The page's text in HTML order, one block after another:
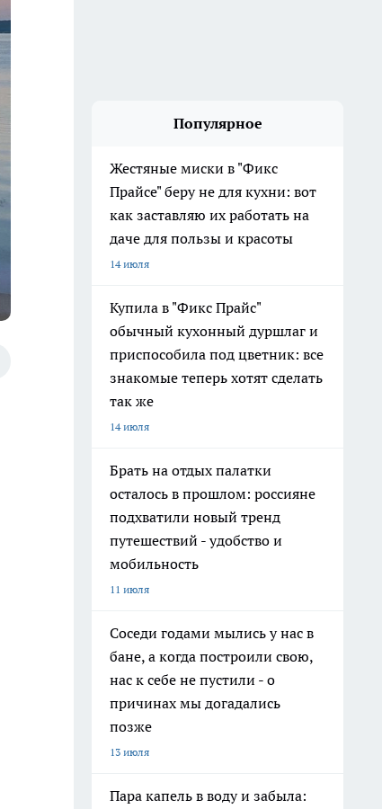
Популярное
Жестяные миски в "Фикс
Прайсе" беру не для кухни: вот
как заставляю их работать на
даче для пользы и красоты
14 июля
Купила в "Фикс Прайс"
обычный кухонный дуршлаг и
приспособила под цветник: все
знакомые теперь хотят сделать
так же
14 июля
Брать на отдых палатки
осталось в прошлом: россияне
подхватили новый тренд
путешествий - удобство и
мобильность
11 июля
Соседи годами мылись у нас в
бане, а когда построили свою,
нас к себе не пустили - о
причинах мы догадались
позже
13 июля
Пара капель в воду и забыла: